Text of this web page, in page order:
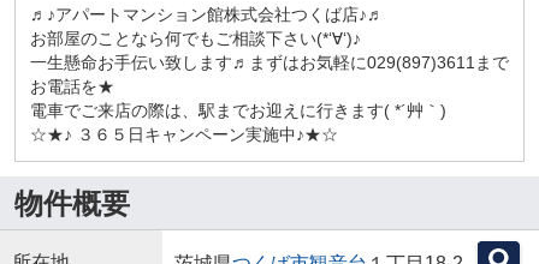
♬♪アパートマンション館株式会社つくば店♪♬
お部屋のことなら何でもご相談下さい(*‘∀‘)♪
一生懸命お手伝い致します♬まずはお気軽に029(897)3611まで
お電話を★
電車でご来店の際は、駅までお迎えに行きます( *´艸｀)
☆★♪ ３６５日キャンペーン実施中♪★☆
物件概要